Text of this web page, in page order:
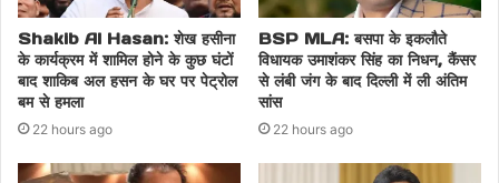
Shakib Al Hasan: शेख हसीना
के कार्यक्रम में शामिल होने के कुछ घंटों
बाद शाकिब अल हसन के घर पर पेट्रोल
बम से हमला
22 hours ago
BSP MLA: बसपा के इकलौते
विधायक उमाशंकर सिंह का निधन, कैंसर
से लंबी जंग के बाद दिल्ली में ली अंतिम
सांस
22 hours ago